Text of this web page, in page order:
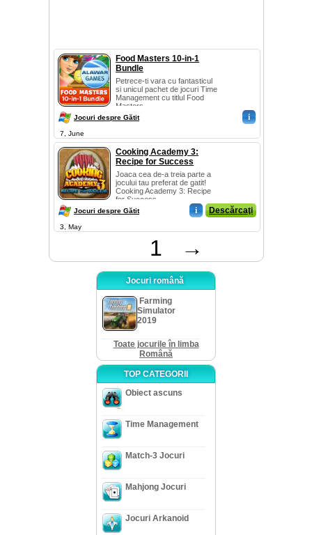
Food Masters 10-in-1
Bundle
Petrece-ti vara cu fantasticul
si unicul pachet de jocuri Time
Management cu titlul Food
Masters ...
Jocuri despre Gătit i
7, June
Cooking Academy 3:
Recipe for Success
Joaca cea de-a treia parte a
jocului tau preferat de gatit!
Cooking Academy 3: Recipe
for Success...
Jocuri despre Gătit i Descărcaţi
3, May
1 →
Jocuri română
Farming
Simulator
2019
Toate jocurile în limba
Română
TOP CATEGORII
Obiect ascuns
Time Management
Match-3 Jocuri
Mahjong Jocuri
Jocuri Arkanoid